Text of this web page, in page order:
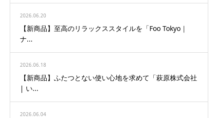
2026.06.20
【新商品】至高のリラックススタイルを「Foo Tokyo｜
ナ...
2026.06.18
【新商品】ふたつとない使い心地を求めて「萩原株式会社
| い...
2026.06.04